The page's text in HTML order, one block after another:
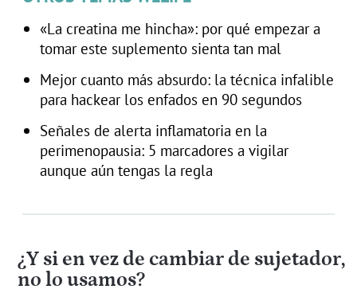
«La creatina me hincha»: por qué empezar a
tomar este suplemento sienta tan mal
Mejor cuanto más absurdo: la técnica infalible
para hackear los enfados en 90 segundos
Señales de alerta inflamatoria en la
perimenopausia: 5 marcadores a vigilar
aunque aún tengas la regla
¿Y si en vez de cambiar de sujetador,
no lo usamos?